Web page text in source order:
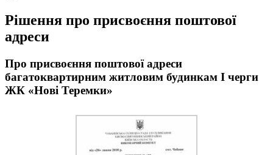
Рішення про присвоєння поштової
адреси
Про присвоєння поштової адреси
багатоквартирним житловим будинкам І черги
ЖК «Нові Теремки»